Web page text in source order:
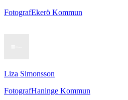
FotografEkerö Kommun
Liza Simonsson
FotografHaninge Kommun